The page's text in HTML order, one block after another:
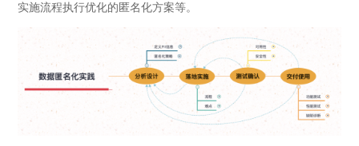
实施流程执行优化的匿名化方案等。